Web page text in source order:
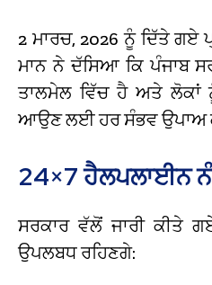
2 ਮਾਰਚ, 2026 ਨੂੰ ਦਿੱਤੇ ਗਏ
ਮਾਨ ਨੇ ਦੱਸਿਆ ਕਿ ਪੰਜਾਬ
ਤਾਲਮੇਲ ਵਿੱਚ ਹੈ ਅਤੇ
ਆਉਣ ਲਈ ਹਰ ਸੰਭਵ ਉਪਾਅ
24×7 ਹੈਲਪਲਾਈਨ
ਸਰਕਾਰ ਵੱਲੋਂ ਜਾਰੀ ਕੀਤੇ
ਉਪਲਬਧ ਰਹਿਣਗੇ: